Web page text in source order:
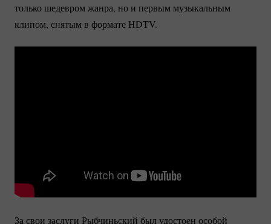
только шедевром жанра, но и первым музыкальным
клипом, снятым в формате HDTV.
За свои заслуги Рыбчиньский был удостоен особой